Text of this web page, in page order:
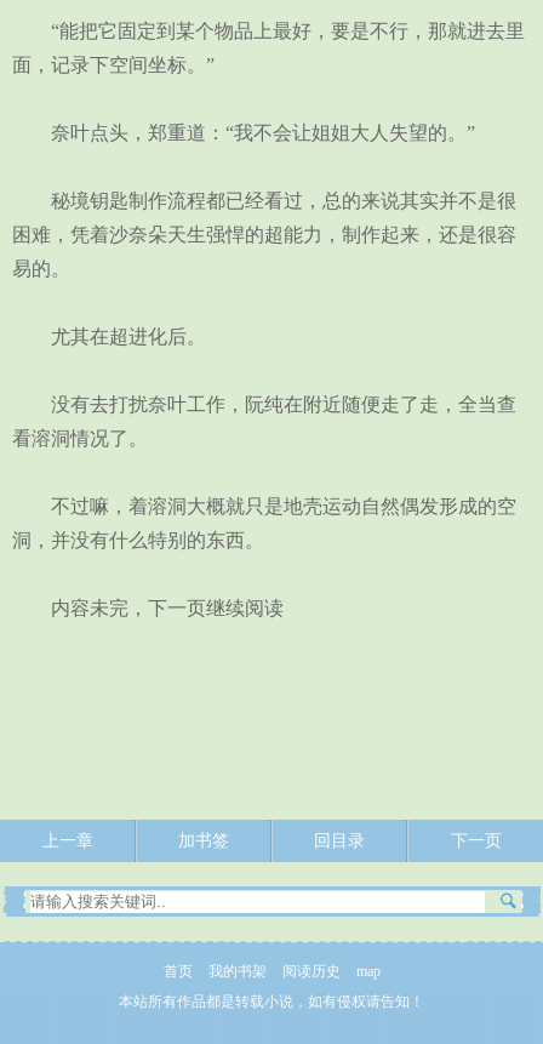
“能把它固定到某个物品上最好，要是不行，那就进去里
面，记录下空间坐标。”
奈叶点头，郑重道：“我不会让姐姐大人失望的。”
秘境钥匙制作流程都已经看过，总的来说其实并不是很
困难，凭着沙奈朵天生强悍的超能力，制作起来，还是很容
易的。
尤其在超进化后。
没有去打扰奈叶工作，阮纯在附近随便走了走，全当查
看溶洞情况了。
不过嘛，着溶洞大概就只是地壳运动自然偶发形成的空
洞，并没有什么特别的东西。
内容未完，下一页继续阅读
上一章 加书签 回目录 下一页
首页 我的书架 阅读历史
map
本站所有作品都是转载小说，如有侵权请告知！